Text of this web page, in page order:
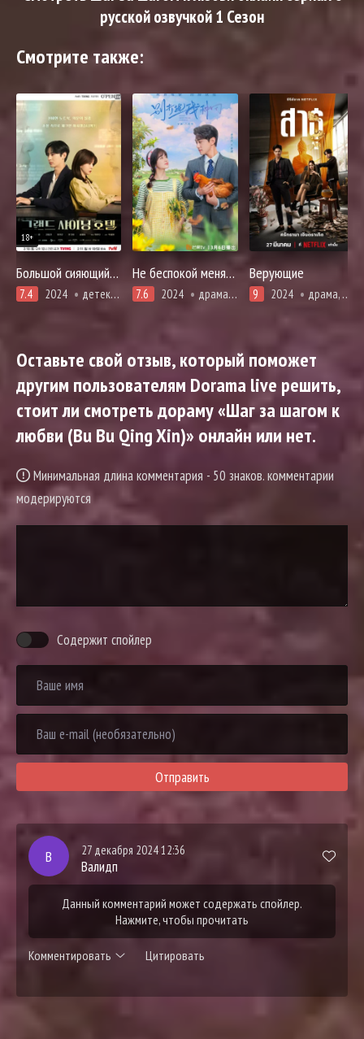
русской озвучкой 1 Сезон
Смотрите также:
18+
Большой сияющий отель
7.4 2024 детектив, мистика, убийство, мелодрама, романтика, триллер, ужасы, фэнтези, смерть
Не беспокой меня на ферме
7.6 2024 драма, романтика
Верующие
9 2024 драма, криминал, триллер
Оставьте свой отзыв, который поможет
другим пользователям Dorama live решить,
стоит ли смотреть дораму «Шаг за шагом к
любви (Bu Bu Qing Xin)» онлайн или нет.
Минимальная длина комментария - 50 знаков. комментарии
модерируются
Содержит спойлер
Отправить
В 27 декабря 2024 12:36
Валидп
Данный комментарий может содержать спойлер.
Нажмите, чтобы прочитать
Комментировать Цитировать